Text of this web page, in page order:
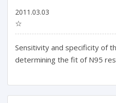
2011.03.03
☆
Sensitivity and specificity of
determining the fit of N95